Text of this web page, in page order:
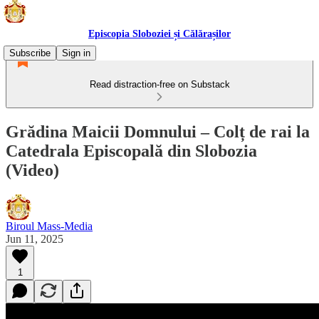
Episcopia Sloboziei și Călărașilor
Subscribe
Sign in
Read distraction-free on Substack
Grădina Maicii Domnului – Colț de rai la
Catedrala Episcopală din Slobozia
(Video)
Biroul Mass-Media
Jun 11, 2025
1